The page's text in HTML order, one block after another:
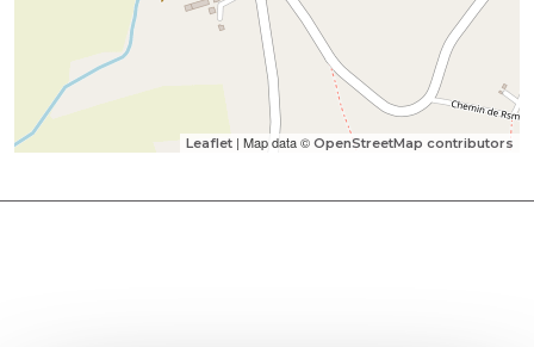
Leaflet | Map data © OpenStreetMap contributors